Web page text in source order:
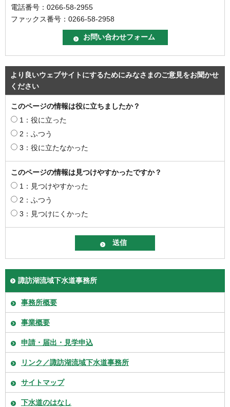
電話番号：0266-58-2955
ファックス番号：0266-58-2958
より良いウェブサイトにするためにみなさまのご意見をお聞かせ
ください
このページの情報は役に立ちましたか？
1：役に立った
2：ふつう
3：役に立たなかった
このページの情報は見つけやすかったですか？
1：見つけやすかった
2：ふつう
3：見つけにくかった
諏訪湖流域下水道事務所
事務所概要
事業概要
申請・届出・見学申込
リンク／諏訪湖流域下水道事務所
サイトマップ
下水道のはなし